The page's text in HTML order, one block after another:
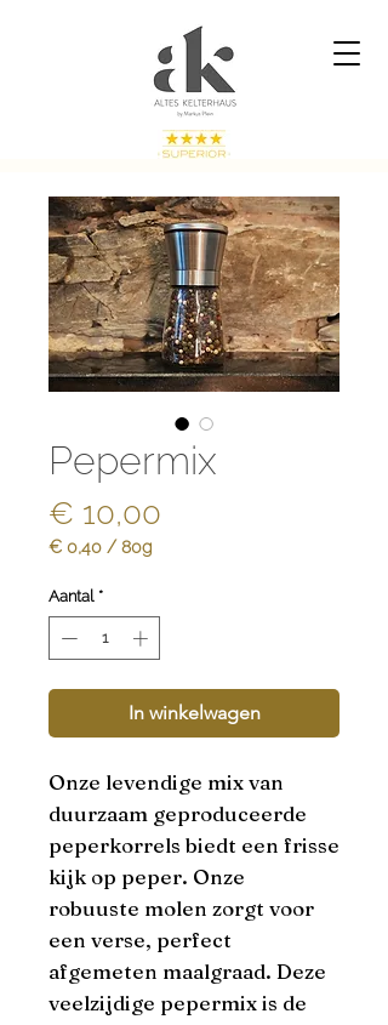
Pepermix
€ 10,00
€ 0,40 / 80g
per
Aantal *
In winkelwagen
Onze levendige mix van
duurzaam geproduceerde
peperkorrels biedt een frisse
kijk op peper. Onze
robuuste molen zorgt voor
een verse, perfect
afgemeten maalgraad. Deze
veelzijdige pepermix is de